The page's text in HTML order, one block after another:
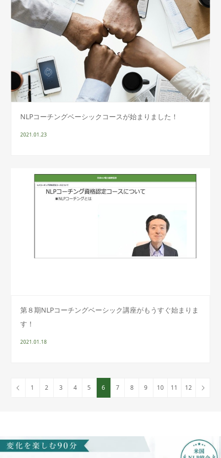
NLPコーチングベーシックコースが始まりました！
2021.01.23
第８期NLPコーチングベーシック講座がもうすぐ始まりま
す！
2021.01.18
1 2 3 4 5 6 7 8 9 10 11 12